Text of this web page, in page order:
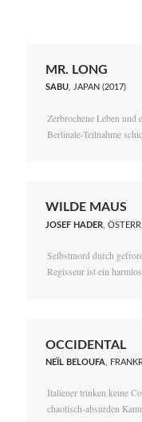
MR. LONG
SABU, JAPAN (2017)
Zerbrochene Leben und
Berlinale-Teilnahme
WILDE MAUS
JOSEF HADER ,
Selbstmord durch
Regisseur ist ein
OCCIDENTAL
NEÏL BELOUFA ,
Italiener trinken keine
chaotisch-absurden